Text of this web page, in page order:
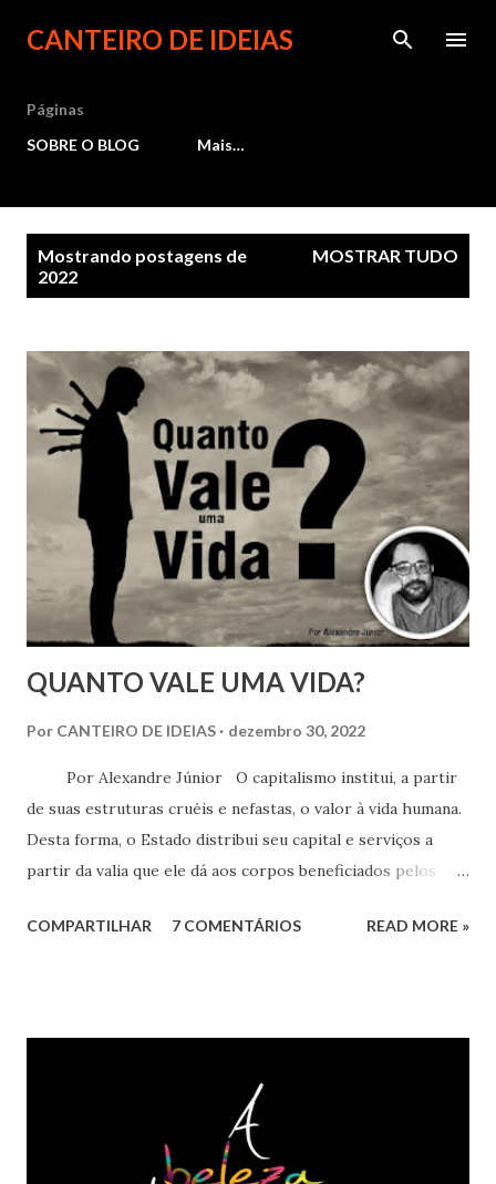
Pular para o conteúdo principal
CANTEIRO DE IDEIAS
Páginas
SOBRE O BLOG
Mais…
Mostrando postagens de
2022
MOSTRAR TUDO
QUANTO VALE UMA VIDA?
Por CANTEIRO DE IDEIAS dezembro 30, 2022
Por Alexandre Júnior O capitalismo institui, a partir
de suas estruturas cruéis e nefastas, o valor à vida humana.
Desta forma, o Estado distribui seu capital e serviços a
partir da valia que ele dá aos corpos beneficiados pelos
representatividade social a que pertence este sujeito!
COMPARTILHAR 7 COMENTÁRIOS READ MORE »